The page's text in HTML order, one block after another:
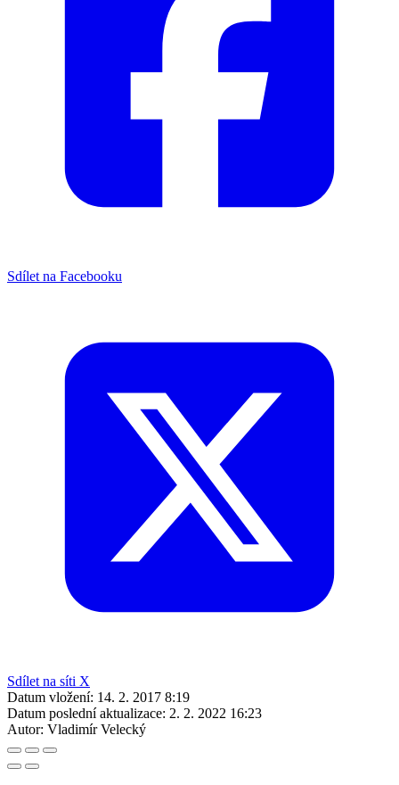
Sdílet na Facebooku
Sdílet na síti X
Datum vložení: 14. 2. 2017 8:19
Datum poslední aktualizace: 2. 2. 2022 16:23
Autor: Vladimír Velecký